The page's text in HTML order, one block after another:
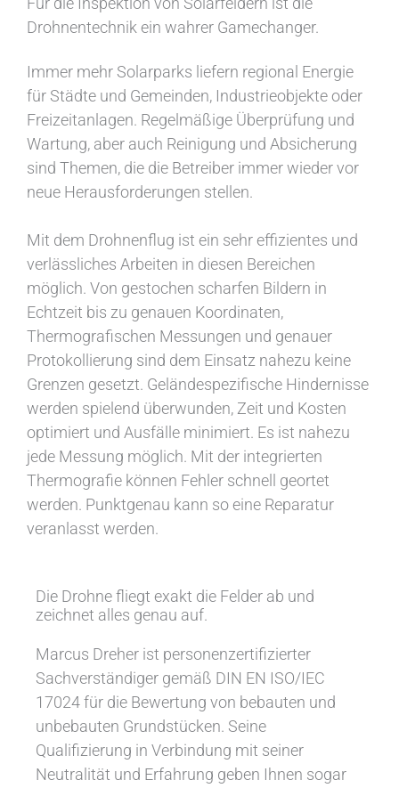
Drohnentechnik ein wahrer Gamechanger.
Immer mehr Solarparks liefern regional Energie
für Städte und Gemeinden, Industrieobjekte oder
Freizeitanlagen. Regelmäßige Überprüfung und
Wartung, aber auch Reinigung und Absicherung
sind Themen, die die Betreiber immer wieder vor
neue Herausforderungen stellen.
Mit dem Drohnenflug ist ein sehr effizientes und
verlässliches Arbeiten in diesen Bereichen
möglich. Von gestochen scharfen Bildern in
Echtzeit bis zu genauen Koordinaten,
Thermografischen Messungen und genauer
Protokollierung sind dem Einsatz nahezu keine
Grenzen gesetzt. Geländespezifische Hindernisse
werden spielend überwunden, Zeit und Kosten
optimiert und Ausfälle minimiert. Es ist nahezu
jede Messung möglich. Mit der integrierten
Thermografie können Fehler schnell geortet
werden. Punktgenau kann so eine Reparatur
veranlasst werden.
Die Drohne fliegt exakt die Felder ab und
zeichnet alles genau auf.
Marcus Dreher ist personenzertifizierter
Sachverständiger gemäß DIN EN ISO/IEC
17024 für die Bewertung von bebauten und
unbebauten Grundstücken. Seine
Qualifizierung in Verbindung mit seiner
Neutralität und Erfahrung geben Ihnen sogar